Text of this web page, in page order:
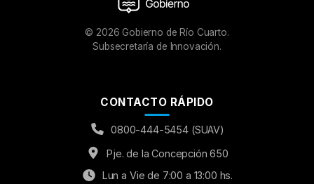
© 2026 Gobierno de Río Cuarto.
Subsecretaría de Innovación.
CONTACTO RÁPIDO
0800-444-5454 (SUAV)
Pje. de la Concepción 650
Lun a Vie de 7:00 a 13:00 hs.